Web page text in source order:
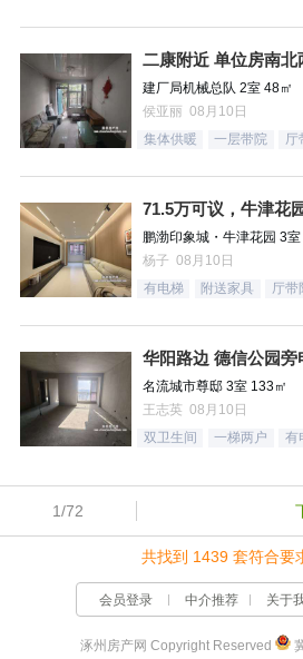
建厂局机械总队 2室 48㎡
侯亚丽 08月10日
集体供暖 一层带院 厅
鹏渤印象城・牛津花园 3室
杨子 08月10日
有电梯 附送家具 厅带
名流城市尊邸 3室 133㎡
王志英 08月10日
双卫生间 一梯两户 有
1/72
共找到 1439 套符合要
会员登录 中介推荐 关于
涿州房产网 Copyright Reserved